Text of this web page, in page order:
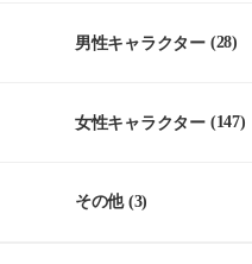
男性キャラクター (28)
女性キャラクター (147)
その他(3)